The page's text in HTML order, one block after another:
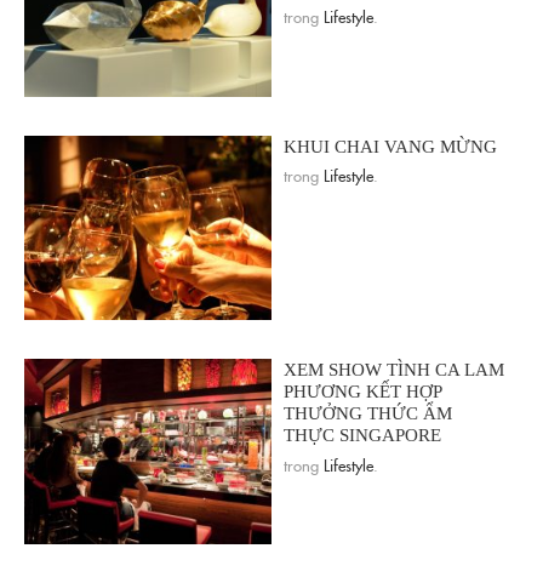
trong Lifestyle
KHUI CHAI VANG MỪNG
trong Lifestyle
XEM SHOW TÌNH CA LAM
PHƯƠNG KẾT HỢP
THƯỞNG THỨC ẨM
THỰC SINGAPORE
trong Lifestyle